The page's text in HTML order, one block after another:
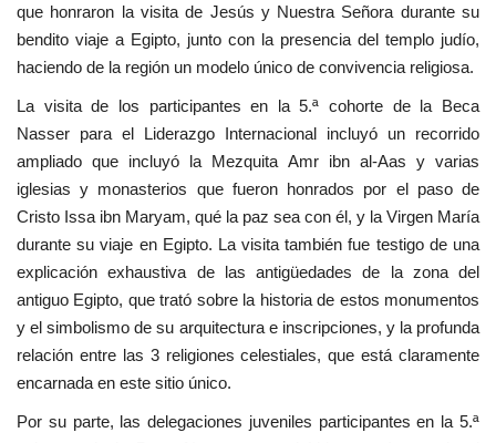
que honraron la visita de Jesús y Nuestra Señora durante su
bendito viaje a Egipto, junto con la presencia del templo judío,
haciendo de la región un modelo único de convivencia religiosa.
La visita de los participantes en la 5.ª cohorte de la Beca
Nasser para el Liderazgo Internacional incluyó un recorrido
ampliado que incluyó la Mezquita Amr ibn al-Aas y varias
iglesias y monasterios que fueron honrados por el paso de
Cristo Issa ibn Maryam, qué la paz sea con él, y la Virgen María
durante su viaje en Egipto. La visita también fue testigo de una
explicación exhaustiva de las antigüedades de la zona del
antiguo Egipto, que trató sobre la historia de estos monumentos
y el simbolismo de su arquitectura e inscripciones, y la profunda
relación entre las 3 religiones celestiales, que está claramente
encarnada en este sitio único.
Por su parte, las delegaciones juveniles participantes en la 5.ª